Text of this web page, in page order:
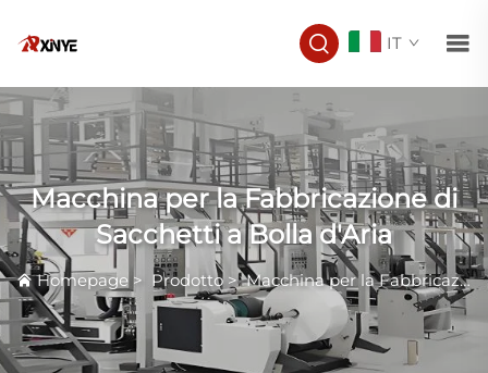
IT
Macchina per la Fabbricazione di
Sacchetti a Bolla d'Aria
Homepage > Prodotto>Macchina per la Fabbricazione di Sacchi